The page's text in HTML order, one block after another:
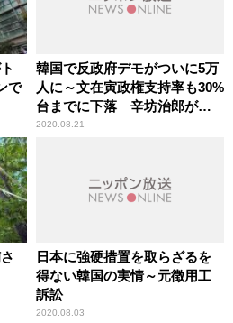
で
韓国で反政府デモがついに5万
人に～文在寅政権支持率も30%
台までに下落 辛坊治郎が言
及
2020.08.21
日本に強硬措置を取らざるを
得ない韓国の実情～元徴用工
訴訟
2020.08.03